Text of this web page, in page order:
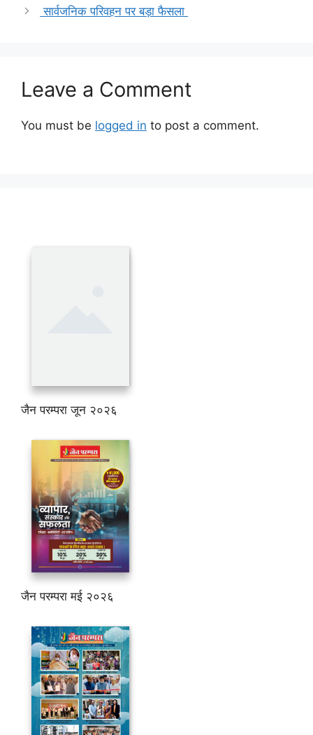
सार्वजनिक परिवहन पर बड़ा फैसला
Leave a Comment
You must be logged in to post a comment.
जैन परम्परा जून २०२६
जैन परम्परा मई २०२६